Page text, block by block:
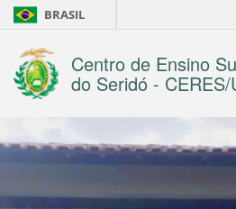
BRASIL
Centro de Ensino
do Seridó - CERES/